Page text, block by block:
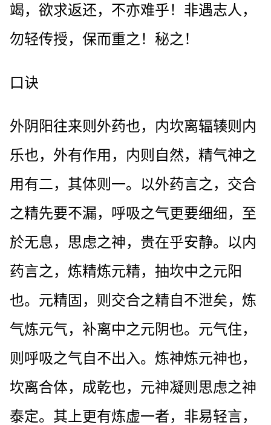
竭，欲求返还，不亦难乎！非遇志人，
勿轻传授，保而重之！秘之！
口诀
外阴阳往来则外药也，内坎离辐辏则内
乐也，外有作用，内则自然，精气神之
用有二，其体则一。以外药言之，交合
之精先要不漏，呼吸之气更要细细，至
於无息，思虑之神，贵在乎安静。以内
药言之，炼精炼元精，抽坎中之元阳
也。元精固，则交合之精自不泄矣，炼
气炼元气，补离中之元阴也。元气住，
则呼吸之气自不出入。炼神炼元神也，
坎离合体，成乾也，元神凝则思虑之神
泰定。其上更有炼虚一者，非易轻言，